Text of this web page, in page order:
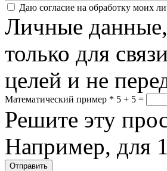
Соглашение*
Даю согласие на обработку моих
Личные данные,
только для
целей и не
Математический пример * 5 + 5 =
Решите эту
Например, для